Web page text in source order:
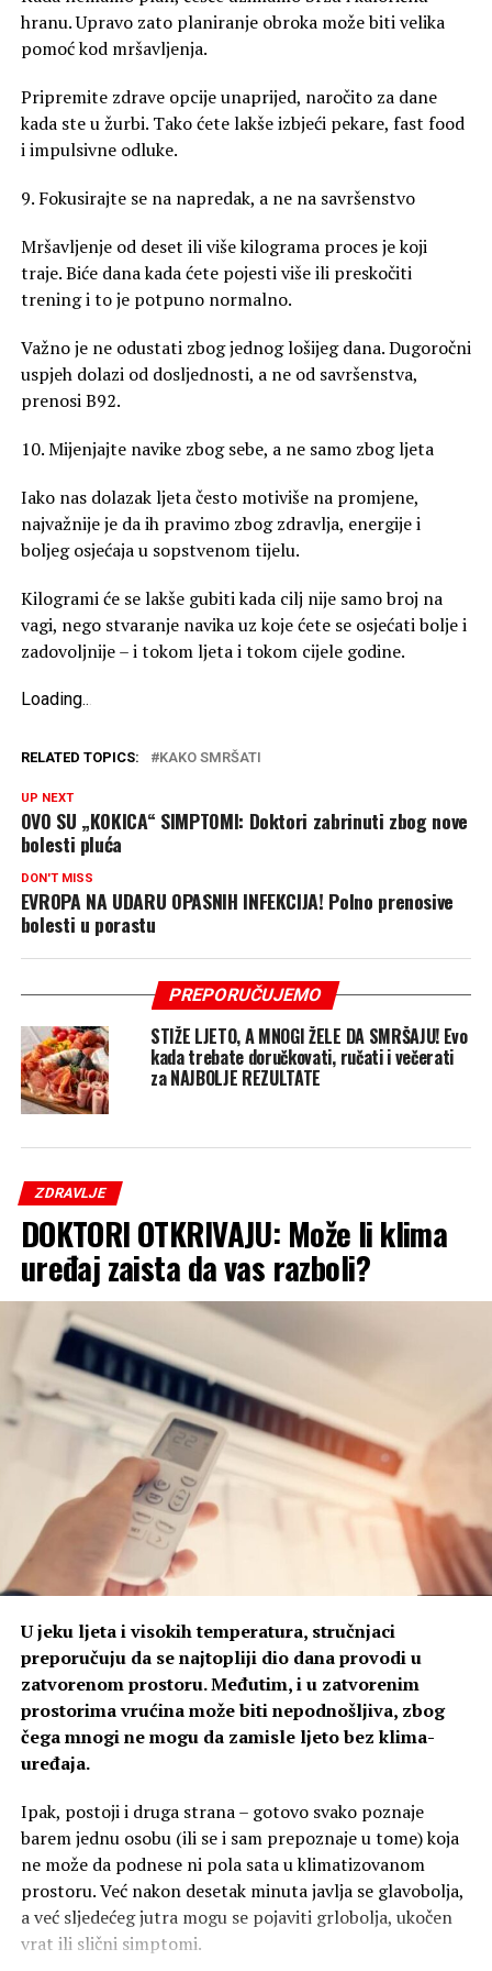
hranu. Upravo zato planiranje obroka može biti velika
pomoć kod mršavljenja.
Pripremite zdrave opcije unaprijed, naročito za dane
kada ste u žurbi. Tako ćete lakše izbjeći pekare, fast food
i impulsivne odluke.
9. Fokusirajte se na napredak, a ne na savršenstvo
Mršavljenje od deset ili više kilograma proces je koji
traje. Biće dana kada ćete pojesti više ili preskočiti
trening i to je potpuno normalno.
Važno je ne odustati zbog jednog lošijeg dana. Dugoročni
uspjeh dolazi od dosljednosti, a ne od savršenstva,
prenosi B92.
10. Mijenjajte navike zbog sebe, a ne samo zbog ljeta
Iako nas dolazak ljeta često motiviše na promjene,
najvažnije je da ih pravimo zbog zdravlja, energije i
boljeg osjećaja u sopstvenom tijelu.
Kilogrami će se lakše gubiti kada cilj nije samo broj na
vagi, nego stvaranje navika uz koje ćete se osjećati bolje i
zadovoljnije – i tokom ljeta i tokom cijele godine.
Loading...
RELATED TOPICS: KAKO SMRŠATI
UP NEXT
OVO SU „KOKICA“ SIMPTOMI: Doktori zabrinuti zbog nove
bolesti pluća
DON'T MISS
EVROPA NA UDARU OPASNIH INFEKCIJA! Polno prenosive
bolesti u porastu
PREPORUČUJEMO
STIŽE LJETO, A MNOGI ŽELE DA SMRŠAJU! Evo
kada trebate doručkovati, ručati i večerati
za NAJBOLJE REZULTATE
ZDRAVLJE
DOKTORI OTKRIVAJU: Može li klima
uređaj zaista da vas razboli?
U jeku ljeta i visokih temperatura, stručnjaci
preporučuju da se najtopliji dio dana provodi u
zatvorenom prostoru. Međutim, i u zatvorenim
prostorima vrućina može biti nepodnošljiva, zbog
čega mnogi ne mogu da zamisle ljeto bez klima-
uređaja.
Ipak, postoji i druga strana – gotovo svako poznaje
barem jednu osobu (ili se i sam prepoznaje u tome) koja
ne može da podnese ni pola sata u klimatizovanom
prostoru. Već nakon desetak minuta javlja se glavobolja,
a već sljedećeg jutra mogu se pojaviti grlobolja, ukočen
vrat ili slični simptomi.